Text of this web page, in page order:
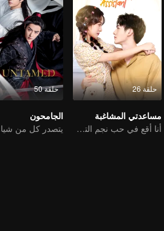
حلقة 26
مساعدتي المشاغبة
أنا أقع في حب نجم الترفيه
حلقة 50
الجامحون